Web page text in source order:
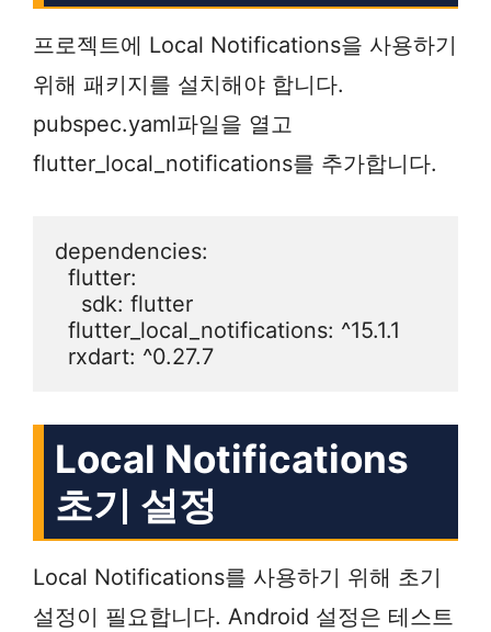
프로젝트에 Local Notifications을 사용하기
위해 패키지를 설치해야 합니다.
pubspec.yaml파일을 열고
flutter_local_notifications를 추가합니다.
dependencies:
  flutter:
    sdk: flutter
  flutter_local_notifications: ^15.1.1
  rxdart: ^0.27.7
Local Notifications
초기 설정
Local Notifications를 사용하기 위해 초기
설정이 필요합니다. Android 설정은 테스트